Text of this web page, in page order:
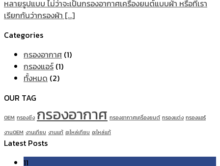
หลายรูปแบบ ไม่ว่าจะเป็นกรองอากาศเครื่องยนต์แบบผ้า หรือที่เรา
เรียกกันว่ากรองผ้า [...]
Categories
กรองอากาศ (1)
กรองแอร์ (1)
ทั้งหมด (2)
OUR TAG
OEM กรองซิ่ง กรองอากาศ กรองอากาศเครื่องยนต์ กรองแต่ง กรองแอร์
งานOEM งานเทียบ งานแท้ อะไหล่เทียบ อะไหล่แท้
Latest Posts
11